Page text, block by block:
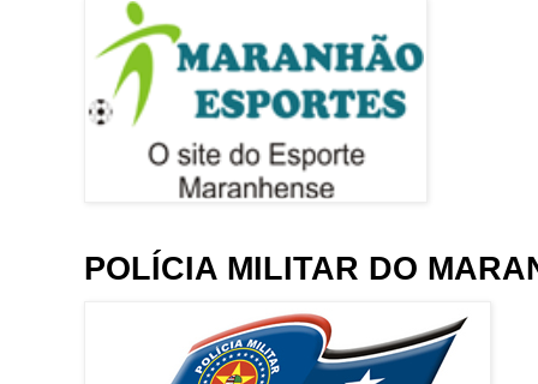
POLÍCIA MILITAR DO